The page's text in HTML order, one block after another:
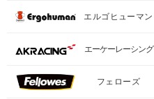
エルゴヒューマン
エーケーレーシング
フェローズ